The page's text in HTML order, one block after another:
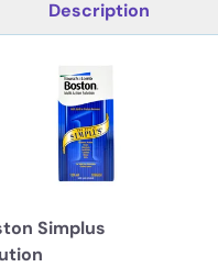
Description
Simplus